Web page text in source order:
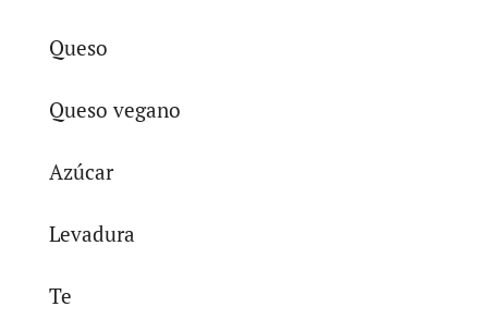
Queso
Queso vegano
Azúcar
Levadura
Te